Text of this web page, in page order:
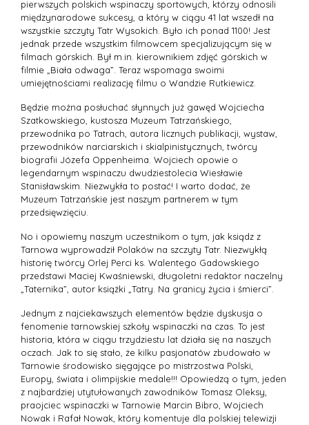
pierwszych polskich wspinaczy sportowych, którzy odnosili
międzynarodowe sukcesy, a który w ciągu 41 lat wszedł na
wszystkie szczyty Tatr Wysokich. Było ich ponad 1100! Jest
jednak przede wszystkim filmowcem specjalizującym się w
filmach górskich. Był m.in. kierownikiem zdjęć górskich w
filmie „Biała odwaga”. Teraz wspomaga swoimi
umiejętnościami realizację filmu o Wandzie Rutkiewicz.
Będzie można posłuchać słynnych już gawęd Wojciecha
Szatkowskiego, kustosza Muzeum Tatrzańskiego,
przewodnika po Tatrach, autora licznych publikacji, wystaw,
przewodników narciarskich i skialpinistycznych, twórcy
biografii Józefa Oppenheima. Wojciech opowie o
legendarnym wspinaczu dwudziestolecia Wiesławie
Stanisławskim. Niezwykła to postać! I warto dodać, że
Muzeum Tatrzańskie jest naszym partnerem w tym
przedsięwzięciu.
No i opowiemy naszym uczestnikom o tym, jak ksiądz z
Tarnowa wyprowadził Polaków na szczyty Tatr. Niezwykłą
historię twórcy Orlej Perci ks. Walentego Gadowskiego
przedstawi Maciej Kwaśniewski, długoletni redaktor naczelny
„Taternika”, autor książki „Tatry. Na granicy życia i śmierci”.
Jednym z najciekawszych elementów będzie dyskusja o
fenomenie tarnowskiej szkoły wspinaczki na czas. To jest
historia, która w ciągu trzydziestu lat działa się na naszych
oczach. Jak to się stało, że kilku pasjonatów zbudowało w
Tarnowie środowisko sięgające po mistrzostwa Polski,
Europy, świata i olimpijskie medale!!! Opowiedzą o tym, jeden
z najbardziej utytułowanych zawodników Tomasz Oleksy,
praojciec wspinaczki w Tarnowie Marcin Bibro, Wojciech
Nowak i Rafał Nowak, który komentuje dla polskiej telewizji